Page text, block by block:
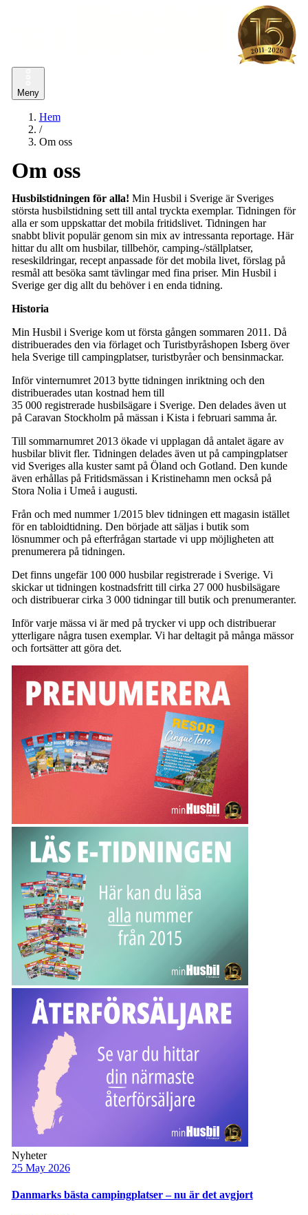
Meny
Hem
/
Om oss
Om oss
Husbilstidningen för alla! Min Husbil i Sverige är Sveriges
största husbilstidning sett till antal tryckta exemplar. Tidningen för
alla er som uppskattar det mobila fritidslivet. Tidningen har
snabbt blivit populär genom sin mix av intressanta reportage. Här
hittar du allt om husbilar, tillbehör, camping-/ställplatser,
reseskildringar, recept anpassade för det mobila livet, förslag på
resmål att besöka samt tävlingar med fina priser. Min Husbil i
Sverige ger dig allt du behöver i en enda tidning.
Historia
Min Husbil i Sverige kom ut första gången sommaren 2011. Då
distribuerades den via förlaget och Turistbyråshopen Isberg över
hela Sverige till campingplatser, turistbyråer och bensinmackar.
Inför vinternumret 2013 bytte tidningen inriktning och den
distribuerades utan kostnad hem till
35 000 registrerade husbilsägare i Sverige. Den delades även ut
på Caravan Stockholm på mässan i Kista i februari samma år.
Till sommarnumret 2013 ökade vi upplagan då antalet ägare av
husbilar blivit fler. Tidningen delades även ut på campingplatser
vid Sveriges alla kuster samt på Öland och Gotland. Den kunde
även erhållas på Fritidsmässan i Kristinehamn men också på
Stora Nolia i Umeå i augusti.
Från och med nummer 1/2015 blev tidningen ett magasin istället
för en tabloidtidning. Den började att säljas i butik som
lösnummer och på efterfrågan startade vi upp möjligheten att
prenumerera på tidningen.
Det finns ungefär 100 000 husbilar registrerade i Sverige. Vi
skickar ut tidningen kostnadsfritt till cirka 27 000 husbilsägare
och distribuerar cirka 3 000 tidningar till butik och prenumeranter.
Inför varje mässa vi är med på trycker vi upp och distribuerar
ytterligare några tusen exemplar. Vi har deltagit på många mässor
och fortsätter att göra det.
Nyheter
25 May 2026
Danmarks bästa campingplatser – nu är det avgjort